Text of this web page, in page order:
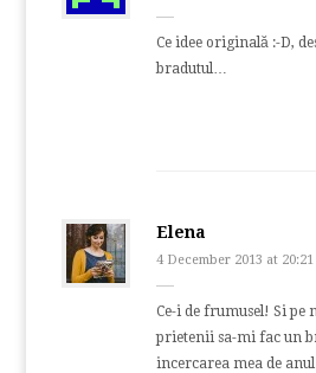
Ce idee originală :-D,
bradutul…
Elena
4 December 2013 at 20:21
Ce-i de frumusel! Si
prietenii sa-mi fac un
incercarea mea de